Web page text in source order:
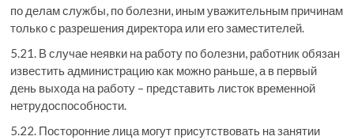
по делам службы, по болезни, иным уважительным причинам
только с разрешения директора или его заместителей.
5.21. В случае неявки на работу по болезни, работник обязан
известить администрацию как можно раньше, а в первый
день выхода на работу – представить листок временной
нетрудоспособности.
5.22. Посторонние лица могут присутствовать на занятии